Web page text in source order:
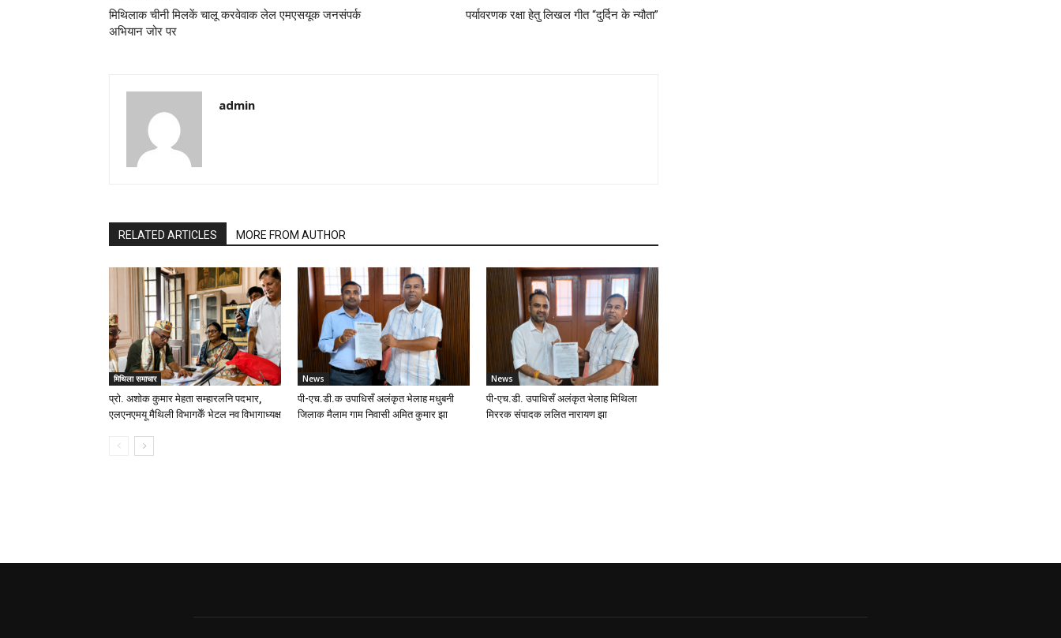
मिथिलाक चीनी मिलकें चालू करवेवाक लेल एमएसयूक जनसंपर्क
अभियान जोर पर
पर्यावरणक रक्षा हेतु लिखल गीत “दुर्दिन के न्यौता”
admin
RELATED ARTICLES MORE FROM AUTHOR
मिथिला समाचार
प्रो. अशोक कुमार मेहता सम्हारलनि पदभार,
एलएनएमयू मैथिली विभागकेँ भेटल नव विभागाध्यक्ष
News
पी-एच.डी.क उपाधिसँ अलंकृत भेलाह मधुबनी
जिलाक मैलाम गाम निवासी अमित कुमार झा
News
पी-एच.डी. उपाधिसँ अलंकृत भेलाह मिथिला
मिररक संपादक ललित नारायण झा